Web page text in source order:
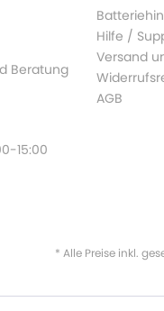
Beratung
15:00
Hilfe /
Versand
AGB
* Alle Preise inkl.